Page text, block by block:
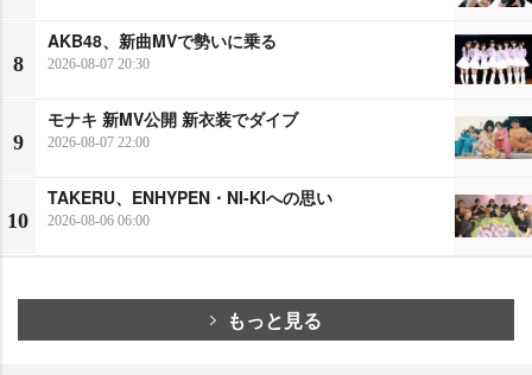
8
AKB48、新曲MVで勢いに乗る
2026-08-07 20:30
9
モナキ 新MV公開 新衣装でダイブ
2026-08-07 22:00
10
TAKERU、ENHYPEN・NI-KIへの思い
2026-08-06 06:00
もっと見る